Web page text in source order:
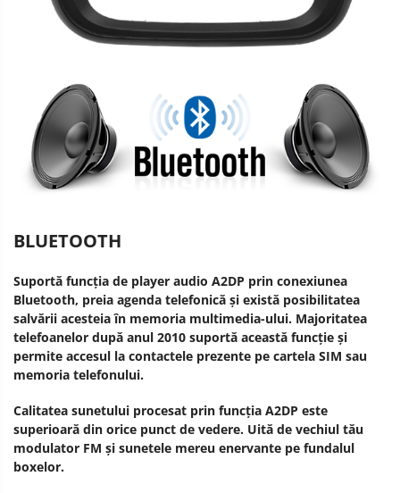
BLUETOOTH
Suportă funcția de player audio A2DP prin conexiunea
Bluetooth, preia agenda telefonică și există posibilitatea
salvării acesteia în memoria multimedia-ului. Majoritatea
telefoanelor după anul 2010 suportă această funcție și
permite accesul la contactele prezente pe cartela SIM sau
memoria telefonului.
Calitatea sunetului procesat prin funcția A2DP este
superioară din orice punct de vedere. Uită de vechiul tău
modulator FM și sunetele mereu enervante pe fundalul
boxelor.